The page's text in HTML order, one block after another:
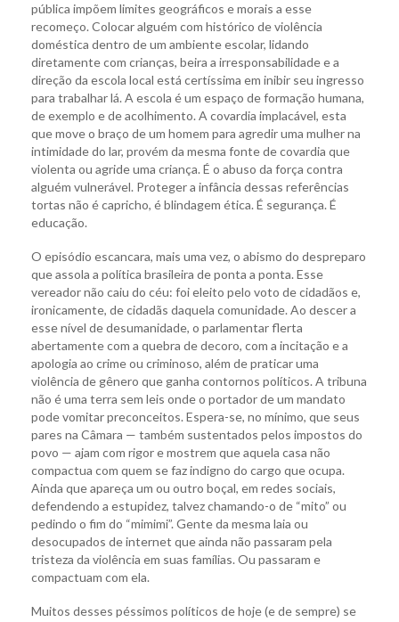
pública impõem limites geográficos e morais a esse
recomeço. Colocar alguém com histórico de violência
doméstica dentro de um ambiente escolar, lidando
diretamente com crianças, beira a irresponsabilidade e a
direção da escola local está certíssima em inibir seu ingresso
para trabalhar lá. A escola é um espaço de formação humana,
de exemplo e de acolhimento. A covardia implacável, esta
que move o braço de um homem para agredir uma mulher na
intimidade do lar, provém da mesma fonte de covardia que
violenta ou agride uma criança. É o abuso da força contra
alguém vulnerável. Proteger a infância dessas referências
tortas não é capricho, é blindagem ética. É segurança. É
educação.
O episódio escancara, mais uma vez, o abismo do despreparo
que assola a política brasileira de ponta a ponta. Esse
vereador não caiu do céu: foi eleito pelo voto de cidadãos e,
ironicamente, de cidadãs daquela comunidade. Ao descer a
esse nível de desumanidade, o parlamentar flerta
abertamente com a quebra de decoro, com a incitação e a
apologia ao crime ou criminoso, além de praticar uma
violência de gênero que ganha contornos políticos. A tribuna
não é uma terra sem leis onde o portador de um mandato
pode vomitar preconceitos. Espera-se, no mínimo, que seus
pares na Câmara — também sustentados pelos impostos do
povo — ajam com rigor e mostrem que aquela casa não
compactua com quem se faz indigno do cargo que ocupa.
Ainda que apareça um ou outro boçal, em redes sociais,
defendendo a estupidez, talvez chamando-o de “mito” ou
pedindo o fim do “mimimi”. Gente da mesma laia ou
desocupados de internet que ainda não passaram pela
tristeza da violência em suas famílias. Ou passaram e
compactuam com ela.
Muitos desses péssimos políticos de hoje (e de sempre) se